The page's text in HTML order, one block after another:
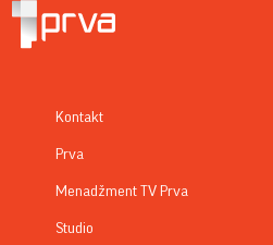
Kontakt
Prva
Menadžment TV Prva
Studio